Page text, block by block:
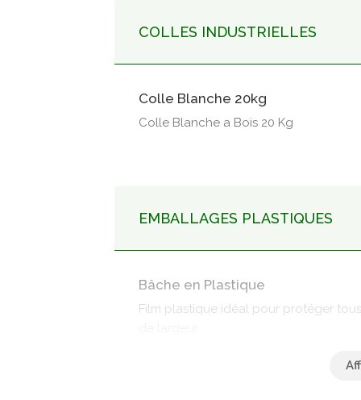
COLLES INDUSTRIELLES
Colle Blanche 20kg
Colle Blanche a Bois 20 Kg
EMBALLAGES PLASTIQUES
Bâche en Plastique
Film plastique idéal pour protéger